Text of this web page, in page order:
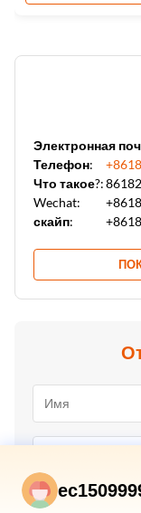
Электронная
Телефон:
Что такое?:
Wechat:
скайп: